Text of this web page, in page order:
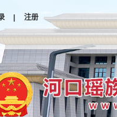
|
注册